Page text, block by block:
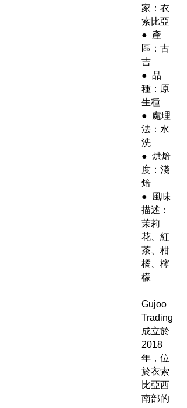
家：衣
索比亞
● 產
區：古
吉
● 品
種：原
生種
● 處理
法：水
洗
● 烘焙
度：淺
焙
● 風味
描述：
茉莉
花、紅
茶、柑
橘、檸
檬
Gujoo
Trading
成立於
2018
年，位
於衣索
比亞西
南部的